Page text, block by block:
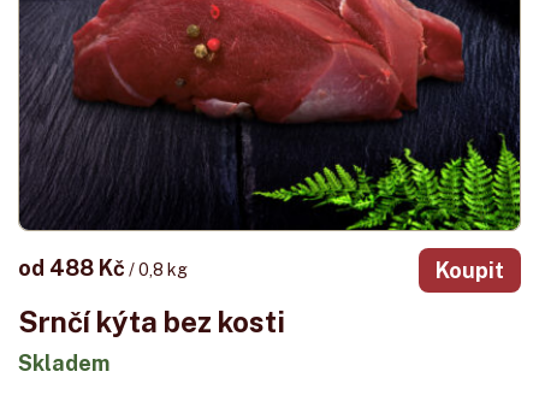
od 488 Kč / 0,8 kg Koupit
Srnčí kýta bez kosti
Skladem